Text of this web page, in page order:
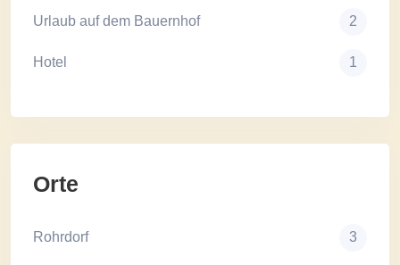
Urlaub auf dem Bauernhof 2
Hotel 1
Orte
Rohrdorf 3